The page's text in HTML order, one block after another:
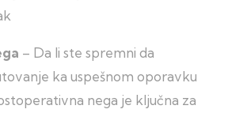
– Da li ste spremni da
ka uspešnom oporavku
nega je ključna za